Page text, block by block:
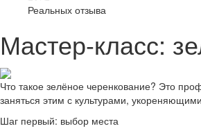
Реальных отзыва
Мастер-класс:
Что такое зелёное черенкование? Это
заняться этим с культурами,
Шаг первый: выбор места